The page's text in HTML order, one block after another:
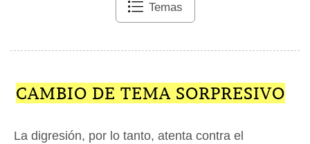
Temas
CAMBIO DE TEMA SORPRESIVO
La digresión, por lo tanto, atenta contra el